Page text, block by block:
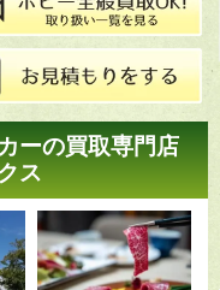
ーの買取専門店
ス